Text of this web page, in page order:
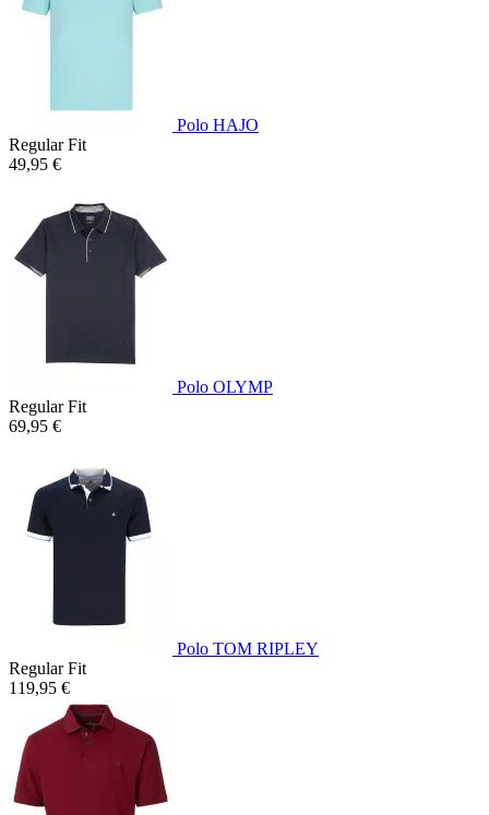
Polo HAJO
Regular Fit
49,95 €
Polo OLYMP
Regular Fit
69,95 €
Polo TOM RIPLEY
Regular Fit
119,95 €